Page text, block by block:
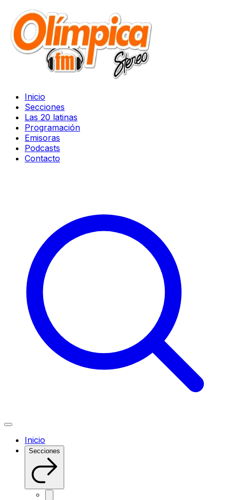
Inicio
Secciones
Las 20 latinas
Programación
Emisoras
Podcasts
Contacto
Inicio
Secciones